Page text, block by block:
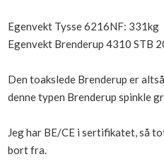
Egenvekt Tysse 6216NF: 331kg
Egenvekt Brenderup 4310 STB
Den toakslede Brenderup er
denne typen Brenderup spinkle
Jeg har BE/CE i sertifikatet, så
bort fra.